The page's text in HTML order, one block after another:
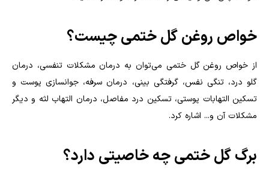
خواص روغن گل ختمی چیست؟
از خواص روغن گل ختمی می‌توان به درمان مشکلات تنفسی، درمان
گلو درد، تنگی نفس، گرفتگی بینی، درمان سرفه، جوانسازی پوست و
تسکین التهابات پوستی، تسکین درد مفاصل، درمان التهاب لثه و دیگر
مشکلات آن و... اشاره کرد.
برگ گل ختمی چه خاصیتی دارد؟